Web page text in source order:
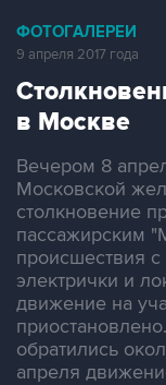
ФОТОГАЛЕРЕИ
9 апреля 2017 года
в Москве
Вечером 8
Московской
столкновение
пассажирским
происшествия
электрички и
движение на
обратились
апреля